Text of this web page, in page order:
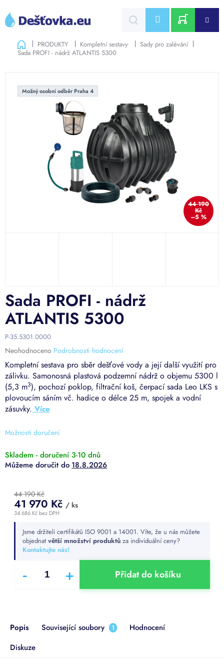
obsah
CZK
NÁKUPNÍ
DomůPRODUKTY Kompletní sestavy
Sady pro zalévání
Sada PROFI - nádrž ATLANTIS 5300
44 190
Kč
–5 %
Možný osobní odběr Praha 4
Možnosti doručení
Kompletní sestava pro sběr dešťové vody a její další využití pro
zálivku. Samonosná plastová podzemní nádrž o objemu 5300 l
(5,3 m3), pochozí poklop, filtrační koš, čerpací sada Leo LKS s
plovoucím sáním vč. hadice o délce 25 m, spojek a vodní
zásuvky.
Sada PROFI - nádrž
ATLANTIS 5300
P-35.5301.0000
Průměrné
hodnocení
produktu
je
0,0
z
5
hvězdiček.
Neohodnoceno Podrobnosti hodnocení
Skladem - doručení 3-10 dnů
18.8.2026
44 190 Kč
41 970 Kč / ks
34 686 Kč bez DPH
cena:Jsme držiteli certifikátů ISO 9001 a 14001. Víte, že u nás můžete
objednat větší množství produktů za individuální ceny?
Kontaktujte nás!
Přidat do košíku
Popis Související soubory 1
Hodnocení
Diskuze